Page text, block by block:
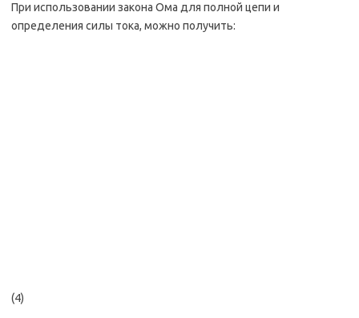
При использовании закона Ома для полной цепи и
определения силы тока, можно получить:
(4)